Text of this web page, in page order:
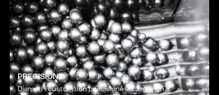
PRECISIONE
Diametri custom con precisione 0.25 micron a